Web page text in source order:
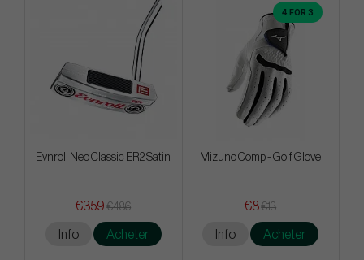
Evnroll Neo Classic ER2 Satin
€359 €486
Info Acheter
4 FOR 3
Mizuno Comp - Golf Glove
€8€13
Info Acheter